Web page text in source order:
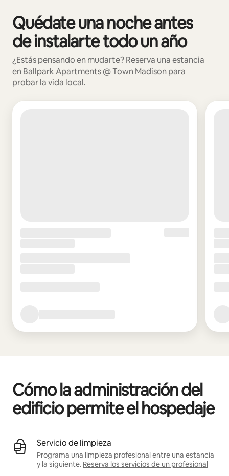
Quédate una noche antes
de instalarte todo un año
¿Estás pensando en mudarte? Reserva una estancia
en Ballpark Apartments @ Town Madison para
probar la vida local.
Mostrando 0 de 0 elementos
Cómo la administración del
edificio permite el hospedaje
Servicio de limpieza
Programa una limpieza profesional entre una estancia
y la siguiente. Reserva los servicios de un profesional